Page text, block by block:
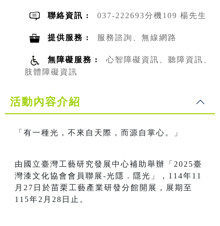
聯絡資訊 : 037-222693分機109 楊先生
提供服務 : 服務諮詢、無線網路
無障礙服務 :
心智障礙資訊、聽障資訊、
肢體障礙資訊
活動內容介紹
「有一種光，不來自天際，而源自掌心。」
由國立臺灣工藝研究發展中心補助舉辦「2025臺
灣漆文化協會會員聯展-光隱．隱光」，114年11
月27日於苗栗工藝產業研發分館開展，展期至
115年2月28日止。